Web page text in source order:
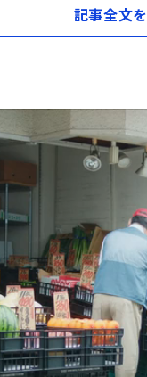
記事全文